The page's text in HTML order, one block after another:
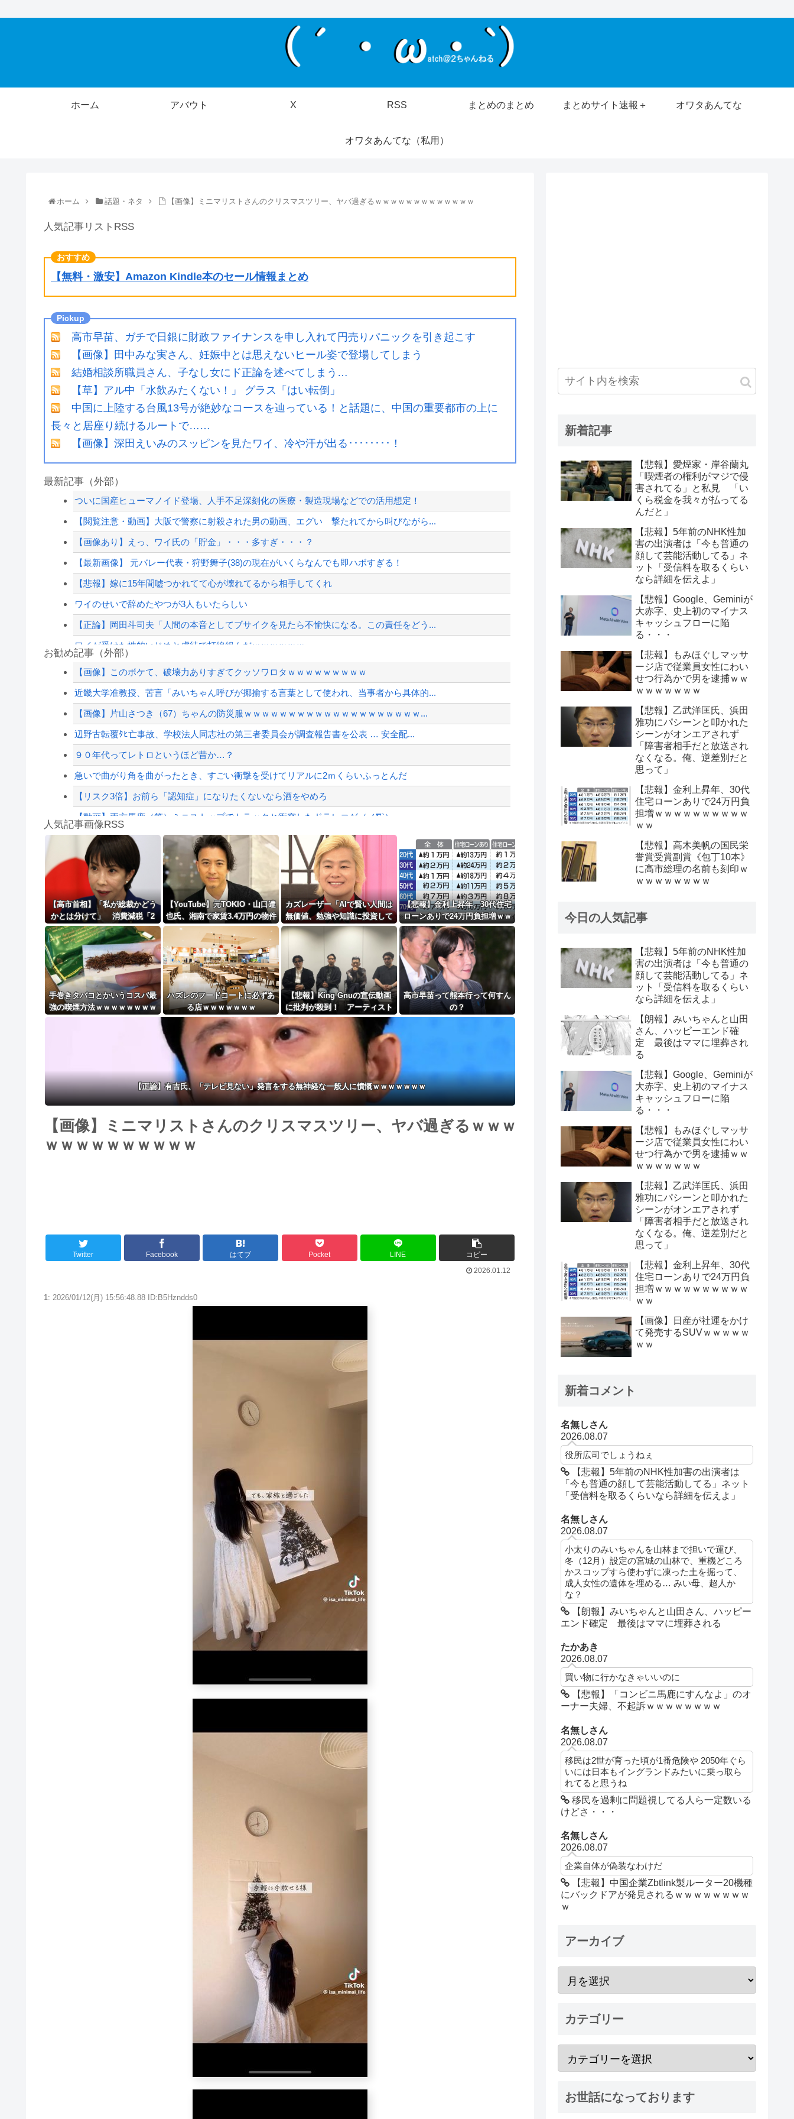
ホーム アバウト X RSS まとめのまとめ まとめサイト速報＋ オワタあんてな
オワタあんてな（私用）
ホーム 話題・ネタ 【画像】ミニマリストさんのクリスマスツリー、ヤバ過ぎるｗｗｗｗｗｗｗｗｗｗｗｗｗ
人気記事リストRSS
【無料・激安】Amazon Kindle本のセール情報まとめ
高市早苗、ガチで日銀に財政ファイナンスを申し入れて円売りパニックを引き起こす
【画像】田中みな実さん、妊娠中とは思えないヒール姿で登場してしまう
結婚相談所職員さん、子なし女にド正論を述べてしまう…
【草】アル中「水飲みたくない！」 グラス「はい転倒」
中国に上陸する台風13号が絶妙なコースを辿っている！と話題に、中国の重要都市の上に
長々と居座り続けるルートで……
【画像】深田えいみのスッピンを見たワイ、冷や汗が出る････････！
最新記事（外部）
ついに国産ヒューマノイド登場、人手不足深刻化の医療・製造現場などでの活用想定！
【閲覧注意・動画】大阪で警察に射殺された男の動画、エグい 撃たれてから叫びながら...
【画像あり】えっ、ワイ氏の「貯金」・・・多すぎ・・・？
【最新画像】 元バレー代表・狩野舞子(38)の現在がいくらなんでも即ハボすぎる！
【悲報】嫁に15年間嘘つかれてて心が壊れてるから相手してくれ
ワイのせいで辞めたやつが3人もいたらしい
【正論】岡田斗司夫「人間の本音としてブサイクを見たら不愉快になる。この責任をどう...
ワイが受けた性的いじめと虐待で打線組んだｗｗｗｗｗｗ
【草】アル中「水飲みたくない！」 グラス「はい転倒」
【ｗ】財務省「減税反対！」 → 高市総理「ふ～ん、人事権発動ね？」 → 結果 ｗ...
【画像】田中みな実さん、妊娠中とは思えないヒール姿で登場してしまう
【画像】 福岡、こんなのが普通に走ってるｗｗｗｗｗｗｗｗｗｗｗｗｗｗｗｗｗｗｗｗ...
【配信者】「金バエ」のSNS更新が1週間途絶え、様々な憶測が飛び交う。1週間ぶり...
【緊急速報】NYで警官が黒人男性の首を絞め、暴動第二波不可避へ
Powered by livedoor 相互RSS
お勧め記事（外部）
【画像】このボケて、破壊力ありすぎてクッソワロタｗｗｗｗｗｗｗｗｗ
近畿大学准教授、苦言「みいちゃん呼びが揶揄する言葉として使われ、当事者から具体的...
【画像】片山さつき（67）ちゃんの防災服ｗｗｗｗｗｗｗｗｗｗｗｗｗｗｗｗｗｗｗｗ...
辺野古転覆ﾀﾋ亡事故、学校法人同志社の第三者委員会が調査報告書を公表 … 安全配...
９０年代ってレトロというほど昔か…？
急いで曲がり角を曲がったとき、すごい衝撃を受けてリアルに2ｍくらいふっとんだ
【リスク3倍】お前ら「認知症」になりたくないなら酒をやめろ
【動画】両方馬鹿（笑）ミニストップでトラックと衝突したドラレコが（ノ∇`）
ショートスリーパーの堀さん、4時間寝てた事がバレる
白石「あ、あきら様……？」あきら「……白石」
8/4のニュース
日本旅行キャンセルすべきか…1万年ぶり史上最大級の火山の兆し＝韓国の反応
更新中止のお知らせ
海外「おめでとうタキ！」リヴァプール南野がバースデーゴール！！
Powered by livedoor 相互RSS
人気記事画像RSS
【高市首相】「私が総裁かどう
かとは分けて」 消費減税「2
年後に私の責任で戻す」発言を
説明
【YouTube】元TOKIO・山口達
也氏、湘南で家賃3.4万円の物件
を契約 ロフト付きワンルーム
の“新拠点”を公開「十分」
カズレーザー「AIで賢い人間は
無価値、勉強や知識に投資して
きた人ほど絶望の時代の幕開
【悲報】金利上昇年、30代住宅
ローンありで24万円負担増ｗｗ
ｗｗｗｗｗｗｗｗｗｗ
手巻きタバコとかいうコスパ最
強の喫煙方法ｗｗｗｗｗｗｗｗ
ｗｗｗｗｗ
ハズレのフードコートに必ずあ
る店ｗｗｗｗｗｗｗ
【悲報】King Gnuの宣伝動画
に批判が殺到！ アーティスト
に“好感度”ばかり求める時代へ
の違和感
高市早苗って熊本行って何すん
の？
【正論】有吉氏、「テレビ見ない」発言をする無神経な一般人に憤慨ｗｗｗｗｗｗｗ
【画像】ミニマリストさんのクリスマスツリー、ヤバ過ぎるｗｗｗ
ｗｗｗｗｗｗｗｗｗｗ
Twitter Facebook はてブ Pocket LINE
コピー
2026.01.12
1: 2026/01/12(月) 15:56:48.88 ID:B5Hzndds0
新着記事
【悲報】愛煙家・岸谷蘭丸
「喫煙者の権利がマジで侵
害されてる」と私見 「い
くら税金を我々が払ってる
んだと」
【悲報】5年前のNHK性加
害の出演者は「今も普通の
顔して芸能活動してる」ネ
ット「受信料を取るくらい
なら詳細を伝えよ」
【悲報】Google、Geminiが
大赤字、史上初のマイナス
キャッシュフローに陥
る・・・
【悲報】もみほぐしマッサ
ージ店で従業員女性にわい
せつ行為かで男を逮捕ｗｗ
ｗｗｗｗｗｗｗ
【悲報】乙武洋匡氏、浜田
雅功にパシーンと叩かれた
シーンがオンエアされず
「障害者相手だと放送され
なくなる。俺、逆差別だと
思って」
【悲報】金利上昇年、30代
住宅ローンありで24万円負
担増ｗｗｗｗｗｗｗｗｗｗ
ｗｗ
【悲報】高木美帆の国民栄
誉賞受賞副賞《包丁10本》
に高市総理の名前も刻印ｗ
ｗｗｗｗｗｗｗｗ
今日の人気記事
【悲報】5年前のNHK性加
害の出演者は「今も普通の
顔して芸能活動してる」ネ
ット「受信料を取るくらい
なら詳細を伝えよ」
【朗報】みいちゃんと山田
さん、ハッピーエンド確
定 最後はママに埋葬され
る
【悲報】Google、Geminiが
大赤字、史上初のマイナス
キャッシュフローに陥
る・・・
【悲報】もみほぐしマッサ
ージ店で従業員女性にわい
せつ行為かで男を逮捕ｗｗ
ｗｗｗｗｗｗｗ
【悲報】乙武洋匡氏、浜田
雅功にパシーンと叩かれた
シーンがオンエアされず
「障害者相手だと放送され
なくなる。俺、逆差別だと
思って」
【悲報】金利上昇年、30代
住宅ローンありで24万円負
担増ｗｗｗｗｗｗｗｗｗｗ
ｗｗ
【画像】日産が社運をかけ
て発売するSUVｗｗｗｗｗ
ｗｗ
新着コメント
名無しさん
2026.08.07
役所広司でしょうねぇ
【悲報】5年前のNHK性加害の出演者は
「今も普通の顔して芸能活動してる」ネット
「受信料を取るくらいなら詳細を伝えよ」
名無しさん
2026.08.07
小太りのみいちゃんを山林まで担いで運び、
冬（12月）設定の宮城の山林で、重機どころ
かスコップすら使わずに凍った土を掘って、
成人女性の遺体を埋める… みい母、超人か
な？
【朗報】みいちゃんと山田さん、ハッピー
エンド確定 最後はママに埋葬される
たかあき
2026.08.07
買い物に行かなきゃいいのに
【悲報】「コンビニ馬鹿にすんなよ」のオ
ーナー夫婦、不起訴ｗｗｗｗｗｗｗｗ
名無しさん
2026.08.07
移民は2世が育った頃が1番危険や 2050年ぐら
いには日本もイングランドみたいに乗っ取ら
れてると思うね
移民を過剰に問題視してる人ら一定数いる
けどさ・・・
名無しさん
2026.08.07
企業自体が偽装なわけだ
【悲報】中国企業Zbtlink製ルーター20機種
にバックドアが発見されるｗｗｗｗｗｗｗｗ
ｗ
アーカイブ
カテゴリー
お世話になっております